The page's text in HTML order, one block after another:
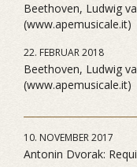
Beethoven, Ludwig
(www.apemusicale.it)
22. FEBRUAR 2018
Beethoven, Ludwig
(www.apemusicale.it)
10. NOVEMBER 2017
Antonin Dvorak: